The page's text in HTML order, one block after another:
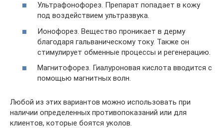
Ультрафонофорез. Препарат попадает в кожу
под воздействием ультразвука.
Ионофорез. Вещество проникает в дерму
благодаря гальваническому току. Также он
стимулирует обменные процессы и регенерацию.
Магнитофорез. Гиалуроновая кислота вводится с
помощью магнитных волн.
Любой из этих вариантов можно использовать при
наличии определенных противопоказаний или для
клиентов, которые боятся уколов.